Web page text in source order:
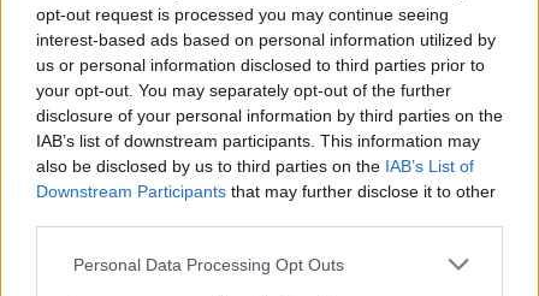
opt-out request is processed you may continue seeing
interest-based ads based on personal information utilized by
us or personal information disclosed to third parties prior to
your opt-out. You may separately opt-out of the further
disclosure of your personal information by third parties on the
IAB’s list of downstream participants. This information may
also be disclosed by us to third parties on the IAB’s List of
Downstream Participants that may further disclose it to other
Please note that this website/app uses one or more Google
Personal Data Processing Opt Outs
PIKNIK ITALOK: ÍZEK ÉS ÉLMÉNYEK A